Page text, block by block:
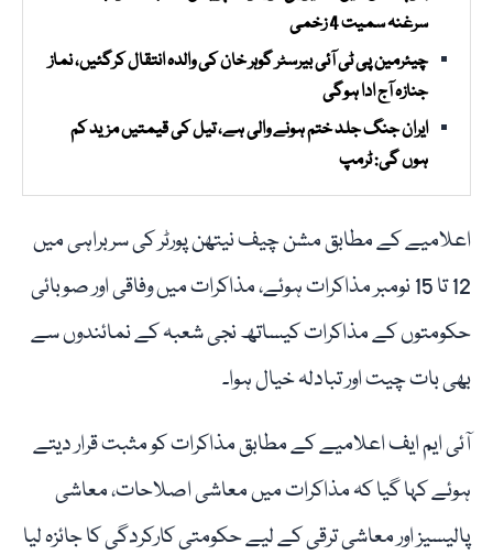
سرغنہ سمیت 4 زخمی
چیئرمین پی ٹی آئی بیرسٹر گوہر خان کی والدہ انتقال کرگئیں، نماز
جنازہ آج ادا ہوگی
ایران جنگ جلد ختم ہونے والی ہے، تیل کی قیمتیں مزید کم
ہوں گی: ٹرمپ
اعلامیے کے مطابق مشن چیف نیتھن پورٹر کی سربراہی میں
12 تا 15 نومبر مذاکرات ہوئے، مذاکرات میں وفاقی اور صوبائی
حکومتوں کے مذاکرات کیساتھ نجی شعبہ کے نمائندوں سے
بھی بات چیت اور تبادلہ خیال ہوا۔
آئی ایم ایف اعلامیے کے مطابق مذاکرات کو مثبت قرار دیتے
ہوئے کہا گیا کہ مذاکرات میں معاشی اصلاحات، معاشی
پالیسیز اور معاشی ترقی کے لیے حکومتی کارکردگی کا جائزہ لیا